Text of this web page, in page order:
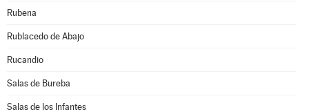
Rubena
Rublacedo de Abajo
Rucandio
Salas de Bureba
Salas de los Infantes